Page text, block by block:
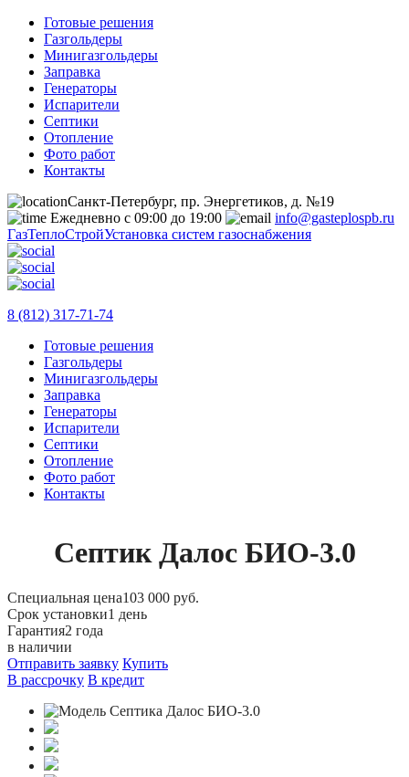
Готовые решения
Газгольдеры
Минигазгольдеры
Заправка
Генераторы
Испарители
Септики
Отопление
Фото работ
Контакты
Санкт-Петербург, пр. Энергетиков, д. №19
Ежедневно с 09:00 до 19:00
info@gasteplospb.ru
ГазТеплоСтройУстановка систем газоснабжения
8 (812) 317-71-74
Готовые решения
Газгольдеры
Минигазгольдеры
Заправка
Генераторы
Испарители
Септики
Отопление
Фото работ
Контакты
Септик Далос БИО-3.0
Специальная цена103 000 руб.
Срок установки1 день
Гарантия2 года
в наличии
Отправить заявку Купить
В рассрочку В кредит